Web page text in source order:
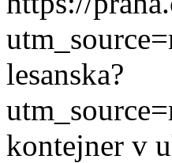
lesanska?
kontejner v